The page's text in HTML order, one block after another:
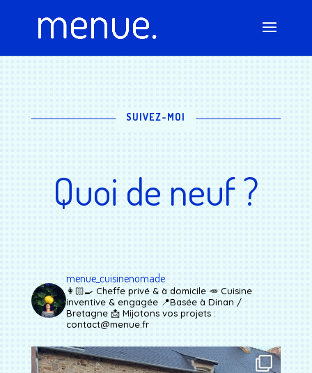
SUIVEZ-MOI
Quoi de neuf ?
menue_cuisinenomade
👩🏻‍🍳 Cheffe privé & à domicile 🥕 Cuisine
inventive & engagée📍Basée à Dinan /
Bretagne 📩 Mijotons vos projets :
contact@menue.fr